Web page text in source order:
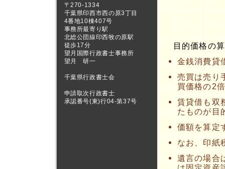
〒270-1334
千葉県印西市西の原3丁目
4番地10棟407号
事務所最寄り駅
北総公団線印西牧の原駅
徒歩17分
望月国際行政書士事務所
望月 研一
千葉県行政書士会
申請取次行政書士
承認番号(東)行04-第37号
目的価格の
金銭消費貸
売買は売り
買価格の2
賃貸借も双
たものが目
価額を算定
なお、印紙
遺言の場合